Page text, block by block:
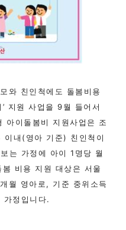
와 친인척에도 돌봄비용
지원 사업을 9월 들어서
아이돌봄비 지원사업은 조
내(영아 기준) 친인척이
는 가정에 아이 1명당 월
비용 지원 대상은 서울
월 영아로, 기준 중위소득
정입니다.